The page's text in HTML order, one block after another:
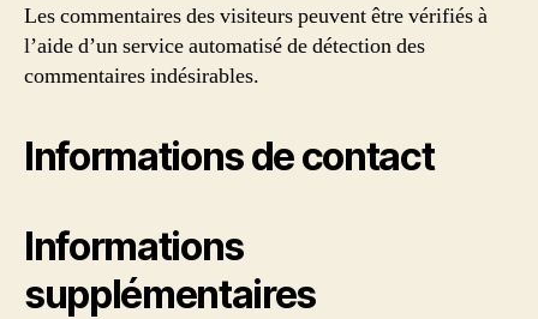
Les commentaires des visiteurs peuvent être vérifiés à
l’aide d’un service automatisé de détection des
commentaires indésirables.
Informations de contact
Informations
supplémentaires